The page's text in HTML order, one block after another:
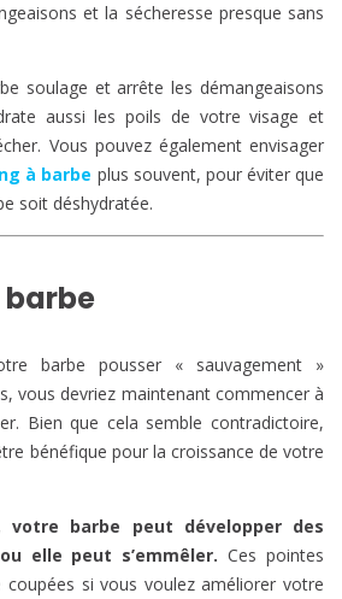
et la sécheresse presque sans
soulage et arrête les démangeaisons
aussi les poils de votre visage et
Vous pouvez également envisager
à barbe plus souvent, pour éviter que
soit déshydratée.
barbe pousser « sauvagement »
vous devriez maintenant commencer à
Bien que cela semble contradictoire,
bénéfique pour la croissance de votre
barbe peut développer des
elle peut s’emmêler. Ces pointes
si vous voulez améliorer votre